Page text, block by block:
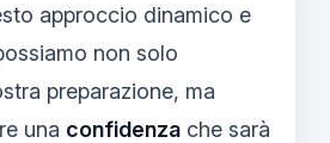
approccio dinamico e
non solo
preparazione, ma
una confidenza che sarà